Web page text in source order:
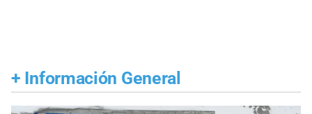
+ Información General